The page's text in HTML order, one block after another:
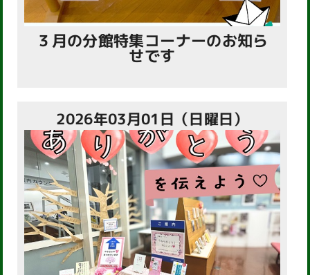
３月の分館特集コーナーのお知ら
せです
2026年03月01日（日曜日）